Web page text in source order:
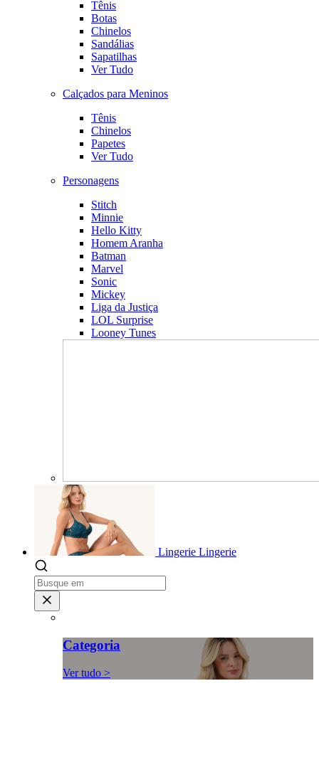
Tênis
Botas
Chinelos
Sandálias
Sapatilhas
Ver Tudo
Calçados para Meninos
Tênis
Chinelos
Papetes
Ver Tudo
Personagens
Stitch
Minnie
Hello Kitty
Homem Aranha
Batman
Marvel
Sonic
Mickey
Liga da Justiça
LOL Surprise
Looney Tunes
Lingerie Lingerie
Categoria
Ver tudo >